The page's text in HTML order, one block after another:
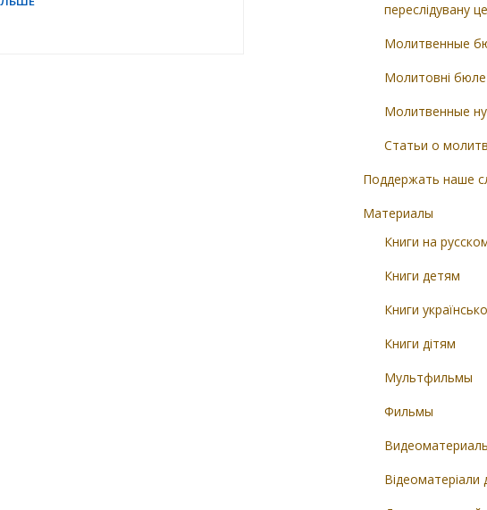
переслідувану
Молитвенные
Молитовні
Молитвенные
Статьи о
Поддержать наше
Материалы
Книги на
Книги детям
Книги
Книги дітям
Мультфильмы
Фильмы
Відеоматеріали